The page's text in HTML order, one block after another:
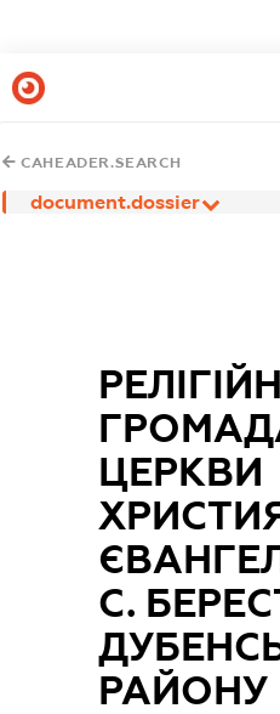
CAHEADER.SEARCH
document.dossier
ЦЕРКВИ
С.
РАЙОНУ